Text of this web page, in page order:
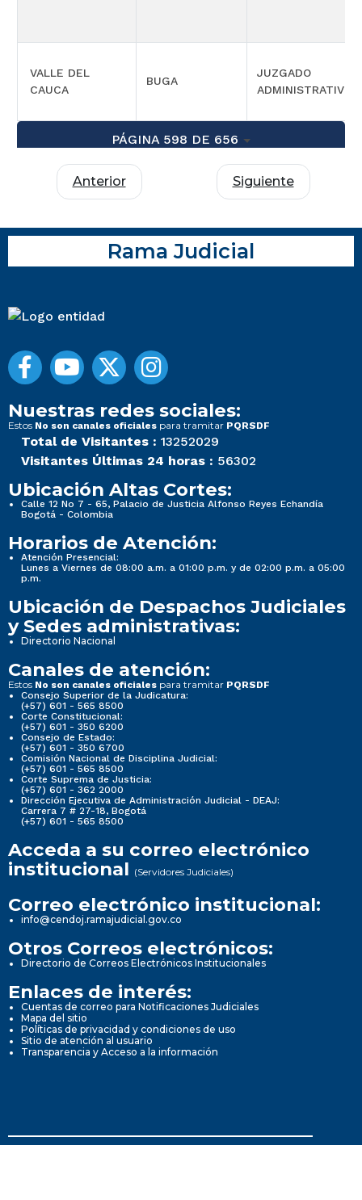
VALLE DEL
CAUCA
BUGA
JUZGADO
ADMINISTRATIVO
PÁGINA 598 DE 656
Anterior Siguiente
Rama Judicial
Nuestras redes sociales:
Estos No son canales oficiales para tramitar PQRSDF
Total de Visitantes : 13252029
Visitantes Últimas 24 horas : 56302
Ubicación Altas Cortes:
Calle 12 No 7 - 65, Palacio de Justicia Alfonso Reyes Echandía
Bogotá - Colombia
Horarios de Atención:
Atención Presencial:
Lunes a Viernes de 08:00 a.m. a 01:00 p.m. y de 02:00 p.m. a 05:00
p.m.
Ubicación de Despachos Judiciales
y Sedes administrativas:
Directorio Nacional
Canales de atención:
Estos No son canales oficiales para tramitar PQRSDF
Consejo Superior de la Judicatura:
(+57) 601 - 565 8500
Corte Constitucional:
(+57) 601 - 350 6200
Consejo de Estado:
(+57) 601 - 350 6700
Comisión Nacional de Disciplina Judicial:
(+57) 601 - 565 8500
Corte Suprema de Justicia:
(+57) 601 - 362 2000
Dirección Ejecutiva de Administración Judicial - DEAJ:
Carrera 7 # 27-18, Bogotá
(+57) 601 - 565 8500
Acceda a su correo electrónico
institucional (Servidores Judiciales)
Correo electrónico institucional:
info@cendoj.ramajudicial.gov.co
Otros Correos electrónicos:
Directorio de Correos Electrónicos Institucionales
Enlaces de interés:
Cuentas de correo para Notificaciones Judiciales
Mapa del sitio
Políticas de privacidad y condiciones de uso
Sitio de atención al usuario
Transparencia y Acceso a la información